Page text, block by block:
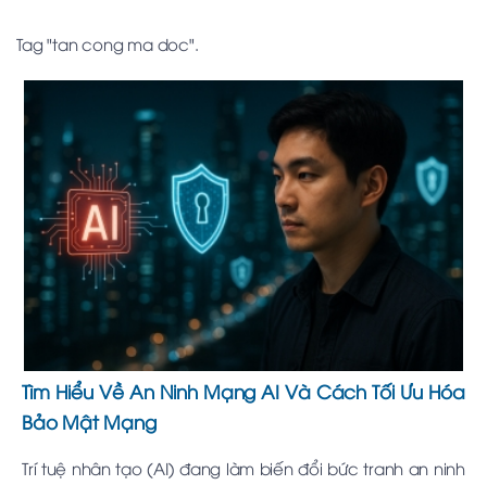
Tag "tan cong ma doc".
Tìm Hiểu Về An Ninh Mạng AI Và Cách Tối Ưu Hóa
Bảo Mật Mạng
Trí tuệ nhân tạo (AI) đang làm biến đổi bức tranh an ninh